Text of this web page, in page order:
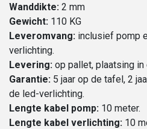
Wanddikte: 2 mm
Gewicht: 110 KG
Leveromvang: inclusief pomp
verlichting.
Levering: op pallet, plaatsing in
Garantie: 5 jaar op de tafel, 2
de led-verlichting.
Lengte kabel pomp: 10 meter.
Lengte kabel verlichting: 10